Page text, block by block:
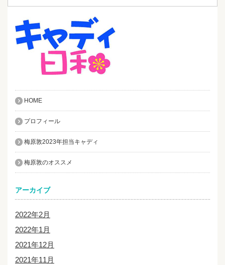
HOME
プロフィール
梅原敦2023年担当キャディ
梅原敦のオススメ
アーカイブ
2022年2月
2022年1月
2021年12月
2021年11月